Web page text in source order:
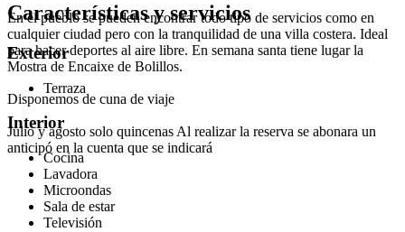
En el pueblo se pueden encontrar todo tipo de servicios como en
cualquier ciudad pero con la tranquilidad de una villa costera. Ideal
para hacer deportes al aire libre. En semana santa tiene lugar la
Mostra de Encaixe de Bolillos.
Disponemos de cuna de viaje
Julio y agosto solo quincenas Al realizar la reserva se abonara un
anticipó en la cuenta que se indicará
Características y servicios
Exterior
Terraza
Interior
Cocina
Lavadora
Microondas
Sala de estar
Televisión